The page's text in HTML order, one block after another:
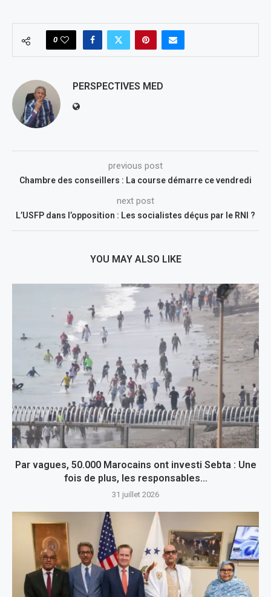
0
PERSPECTIVES MED
previous post
Chambre des conseillers : La course démarre ce vendredi
next post
L’USFP dans l’opposition : Les socialistes déçus par le RNI ?
YOU MAY ALSO LIKE
Par vagues, 50.000 Marocains ont investi Sebta : Une
fois de plus, les responsables...
31 juillet 2026